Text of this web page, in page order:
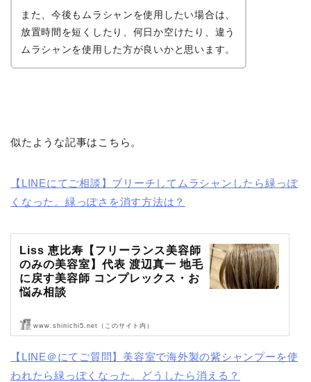
また、今後もムラシャンを使用したい場合は、
放置時間を短くしたり、何日か空けたり、違う
ムラシャンを使用した方が良いかと思います。
似たような記事はこちら。
【LINEにてご相談】ブリーチしてムラシャンしたら緑っぽ
くなった。緑っぽさを消す方法は？
Liss 恵比寿【フリーランス美容師
のみの美容室】代表 渡辺真一 地毛
に戻す美容師 コンプレックス・お
悩み相談
Liss 恵比寿【フリーランス美容師のみの美容室】代表 渡辺真一 地毛
www.shinichi5.net（このサイト内）
【LINE＠にてご質問】美容室で海外製の紫シャンプーを使
われたら緑っぽくなった。どうしたら消える？